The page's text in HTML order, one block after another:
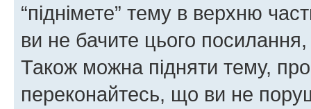
“піднімете” тему в верхню
ви не бачите цього
Також можна підняти тему,
переконайтесь, що ви не